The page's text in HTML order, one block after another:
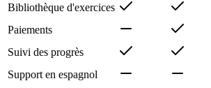
Bibliothèque d'exercices
Paiements
Suivi des progrès
Support en espagnol